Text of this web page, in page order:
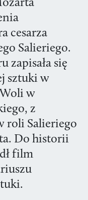
cesarza
Salieriego.
zapisała się
sztuki w
w
z
roli Salieriego
Do historii
film